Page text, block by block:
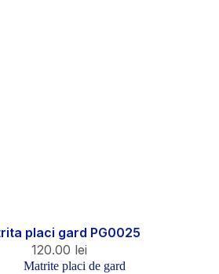
placi gard PG0025
120.00 lei
Matrite placi de gard